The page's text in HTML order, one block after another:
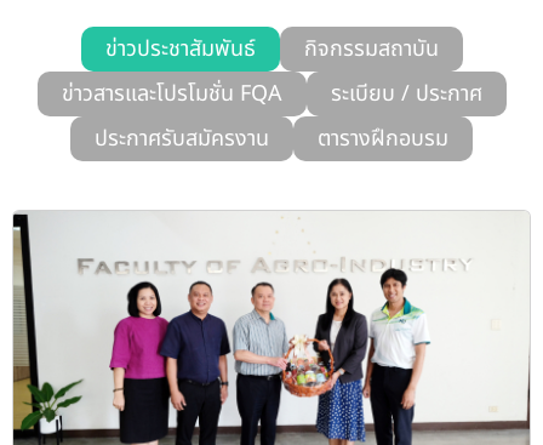
บุคลากรสถาบัน
รับข้อร้องเรียนและข้อเสนอแนะ
ระบบสารสนเทศ (ใน)
สายตรงผู้บริหาร
ข่าวประชาสัมพันธ์
กิจกรรมสถาบัน
ข่าวสารและโปรโมชั่น FQA
ระเบียบ / ประกาศ
ประกาศรับสมัครงาน
ตารางฝึกอบรม